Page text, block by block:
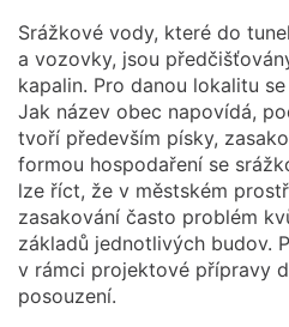
Srážkové vody, které do
a vozovky, jsou
kapalin. Pro danou lokalitu
Jak název obec napovídá,
tvoří především písky,
formou hospodaření se
lze říct, že v městském
zasakování často problém
základů jednotlivých budov.
v rámci projektové přípravy
posouzení.